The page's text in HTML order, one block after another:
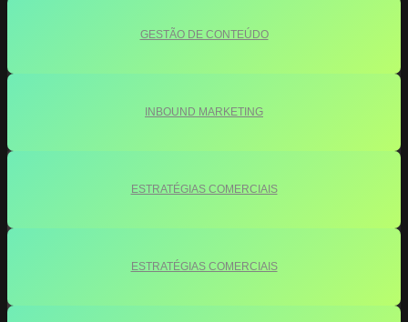
GESTÃO DE CONTEÚDO
INBOUND MARKETING
ESTRATÉGIAS COMERCIAIS
ESTRATÉGIAS COMERCIAIS